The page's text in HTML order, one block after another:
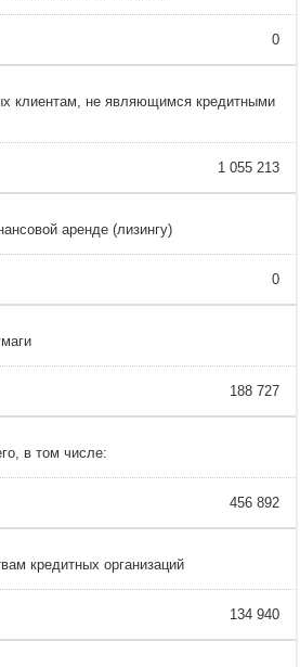
0
клиентам, не являющимся кредитными
1 055 213
аренде (лизингу)
0
188 727
в том числе:
456 892
кредитных организаций
134 940